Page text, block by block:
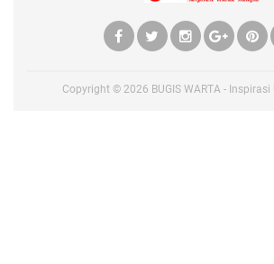
Copyright © 2026 BUGIS WARTA -